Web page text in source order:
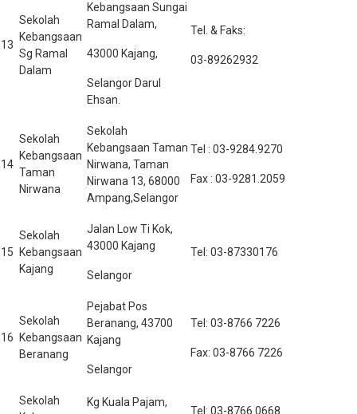
13
Sekolah
Kebangsaan
Sg Ramal
Dalam
Kebangsaan Sungai
Ramal Dalam,
43000 Kajang,
Selangor Darul
Ehsan.
Tel. & Faks:
03-89262932
14
Sekolah
Kebangsaan
Taman
Nirwana
Sekolah
Kebangsaan Taman
Nirwana, Taman
Nirwana 13, 68000
Ampang,Selangor
Tel : 03-9284.9270
Fax : 03-9281.2059
15
Sekolah
Kebangsaan
Kajang
Jalan Low Ti Kok,
43000 Kajang
Selangor
Tel: 03-87330176
16
Sekolah
Kebangsaan
Beranang
Pejabat Pos
Beranang, 43700
Kajang
Selangor
Tel: 03-8766 7226
Fax: 03-8766 7226
Sekolah
Kg Kuala Pajam,
Tel: 03-8766 0668